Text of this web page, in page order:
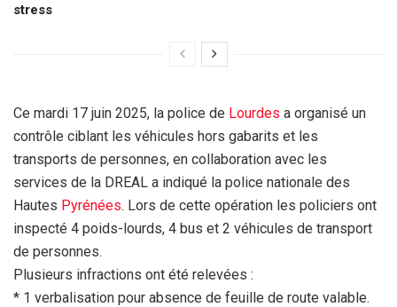
stress
Ce mardi 17 juin 2025, la police de Lourdes a organisé un
contrôle ciblant les véhicules hors gabarits et les
transports de personnes, en collaboration avec les
services de la DREAL a indiqué la police nationale des
Hautes Pyrénées. Lors de cette opération les policiers ont
inspecté 4 poids-lourds, 4 bus et 2 véhicules de transport
de personnes.
Plusieurs infractions ont été relevées :
* 1 verbalisation pour absence de feuille de route valable.